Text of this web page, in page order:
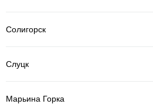
Солигорск
Слуцк
Марьина Горка